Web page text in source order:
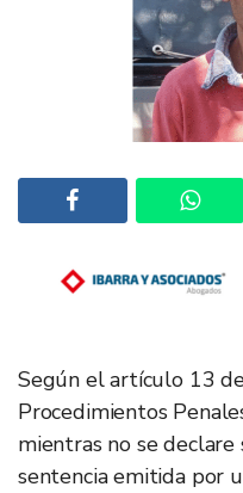
Según el artículo 13
Procedimientos
mientras no se
sentencia emitida por